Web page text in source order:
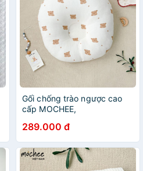
Gối chống trào ngược cao
cấp MOCHEE,
289.000 đ